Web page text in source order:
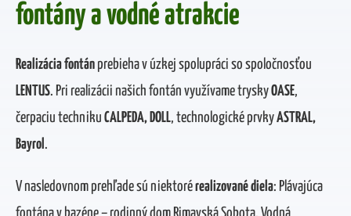
fontány a vodné atrakcie
Realizácia fontán prebieha v úzkej spolupráci so spoločnosťou
LENTUS. Pri realizácii našich fontán využívame tryskyOASE,
čerpaciu techniku CALPEDA, DOLL, technologické prvkyASTRAL,
Bayrol .
V nasledovnom prehľade sú niektorérealizované diela: Plávajúca